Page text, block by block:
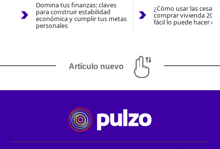
Domina tus finanzas: claves
para construir estabilidad
económica y cumplir tus metas
personales
¿Cómo usar las
comprar vivienda
fácil lo puede hacer
Artículo nuevo